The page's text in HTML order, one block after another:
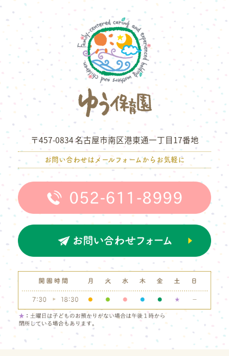
〒457-0834 名古屋市南区港東通一丁目17番地
お問い合わせはメールフォームからお気軽に